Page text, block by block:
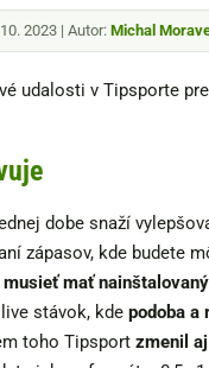
2023 | Autor: Michal
dobe snaží
zápasov, kde budete
musieť mať
stávok, kde podoba a
toho Tipsport zmenil